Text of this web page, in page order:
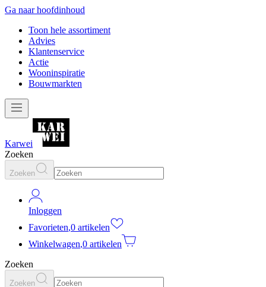
Ga naar hoofdinhoud
Toon hele assortiment
Advies
Klantenservice
Actie
Wooninspiratie
Bouwmarkten
Karwei
Zoeken
Zoeken
Inloggen
Favorieten,0 artikelen
Winkelwagen,0 artikelen
Zoeken
Zoeken